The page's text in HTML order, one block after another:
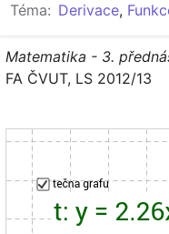
Téma: Derivace,
Matematika - 3.
FA ČVUT, LS 2012/13